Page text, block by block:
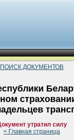
ПОИСК ДОКУМЕНТОВ
утратил силу
< Главная страница